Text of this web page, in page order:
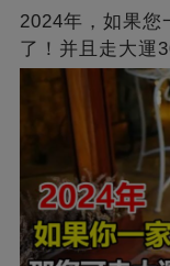
2024年，如果您
了！并且走大運